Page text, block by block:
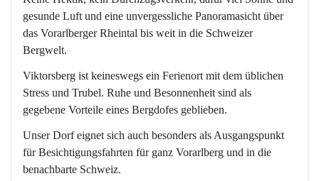
gesunde Luft und eine unvergessliche Panoramasicht über
das Vorarlberger Rheintal bis weit in die Schweizer
Bergwelt.
Viktorsberg ist keineswegs ein Ferienort mit dem üblichen
Stress und Trubel. Ruhe und Besonnenheit sind als
gegebene Vorteile eines Bergdofes geblieben.
Unser Dorf eignet sich auch besonders als Ausgangspunkt
für Besichtigungsfahrten für ganz Vorarlberg und in die
benachbarte Schweiz.